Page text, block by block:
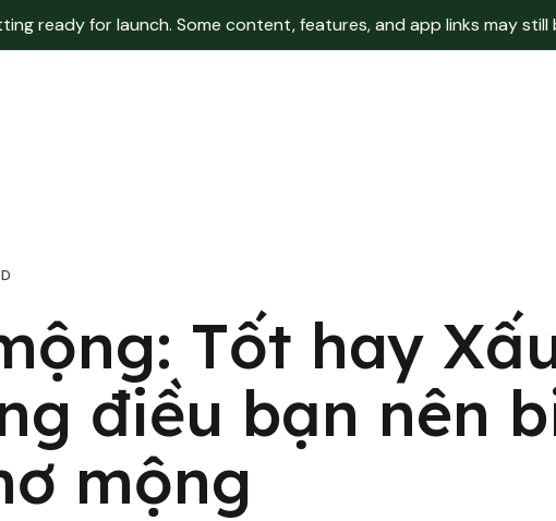
ready for launch. Some content, features, and app links may
Tốt hay
điều bạn nên
mộng